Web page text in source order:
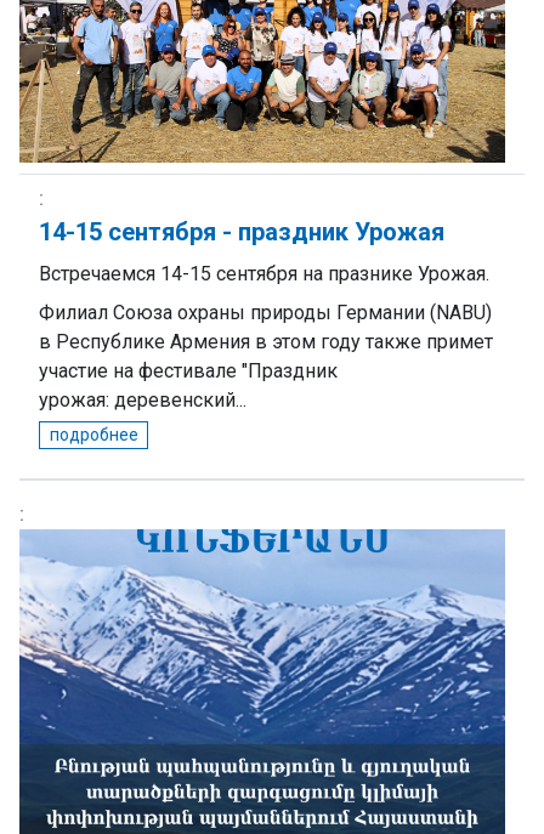
14-15 сентября - праздник Урожая
Встречаемся 14-15 сентября на празнике Урожая.
Филиал Союза охраны природы Германии (NABU)
в Республике Армения в этом году также примет
участие на фестивале "Праздник
урожая: деревенский...
подробнее